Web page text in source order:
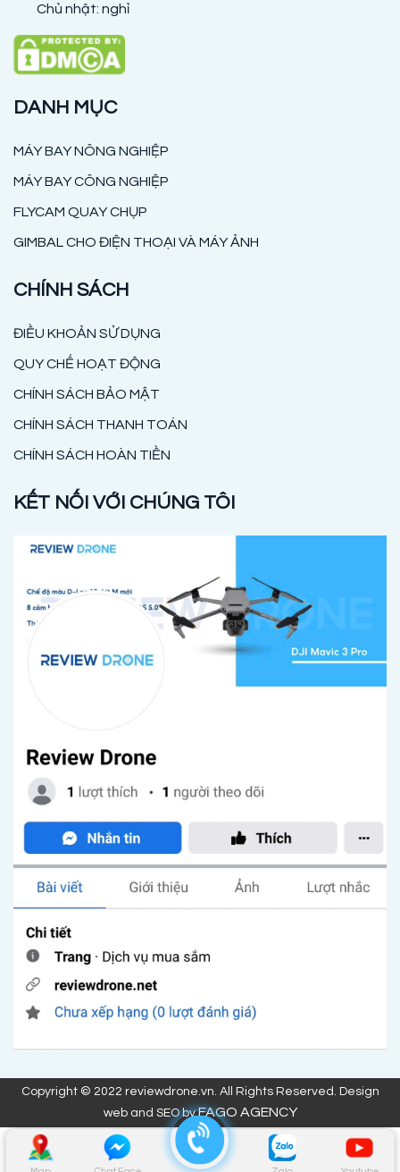
Chủ nhật: nghỉ
DANH MỤC
MÁY BAY NÔNG NGHIỆP
MÁY BAY CÔNG NGHIỆP
FLYCAM QUAY CHỤP
GIMBAL CHO ĐIỆN THOẠI VÀ MÁY ẢNH
CHÍNH SÁCH
ĐIỀU KHOẢN SỬ DỤNG
QUY CHẾ HOẠT ĐỘNG
CHÍNH SÁCH BẢO MẬT
CHÍNH SÁCH THANH TOÁN
CHÍNH SÁCH HOÀN TIỀN
KẾT NỐI VỚI CHÚNG TÔI
Copyright © 2022 reviewdrone.vn. All Rights Reserved. Design
web and SEO byFAGO AGENCY